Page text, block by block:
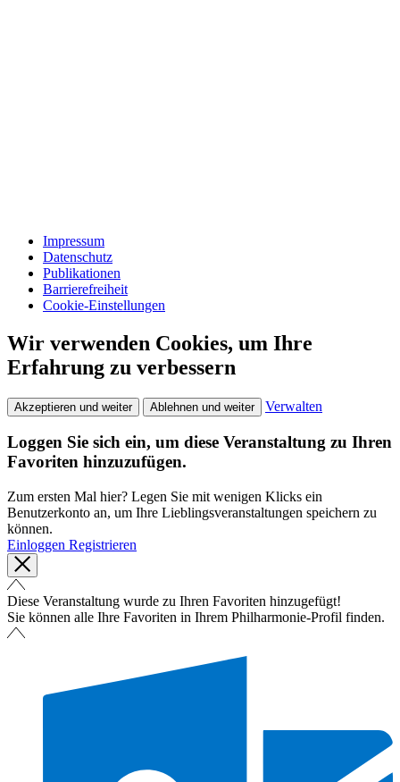
Impressum
Datenschutz
Publikationen
Barrierefreiheit
Cookie-Einstellungen
Wir verwenden Cookies, um Ihre
Erfahrung zu verbessern
Akzeptieren und weiter Ablehnen und weiter Verwalten
Loggen Sie sich ein, um diese Veranstaltung zu Ihren
Favoriten hinzuzufügen.
Zum ersten Mal hier? Legen Sie mit wenigen Klicks ein
Benutzerkonto an, um Ihre Lieblingsveranstaltungen speichern zu
können.
Einloggen Registrieren
Diese Veranstaltung wurde zu Ihren Favoriten hinzugefügt!
Sie können alle Ihre Favoriten in Ihrem Philharmonie-Profil finden.